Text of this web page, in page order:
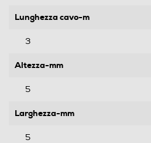
Lunghezza cavo-m
3
Altezza-mm
5
Larghezza-mm
5